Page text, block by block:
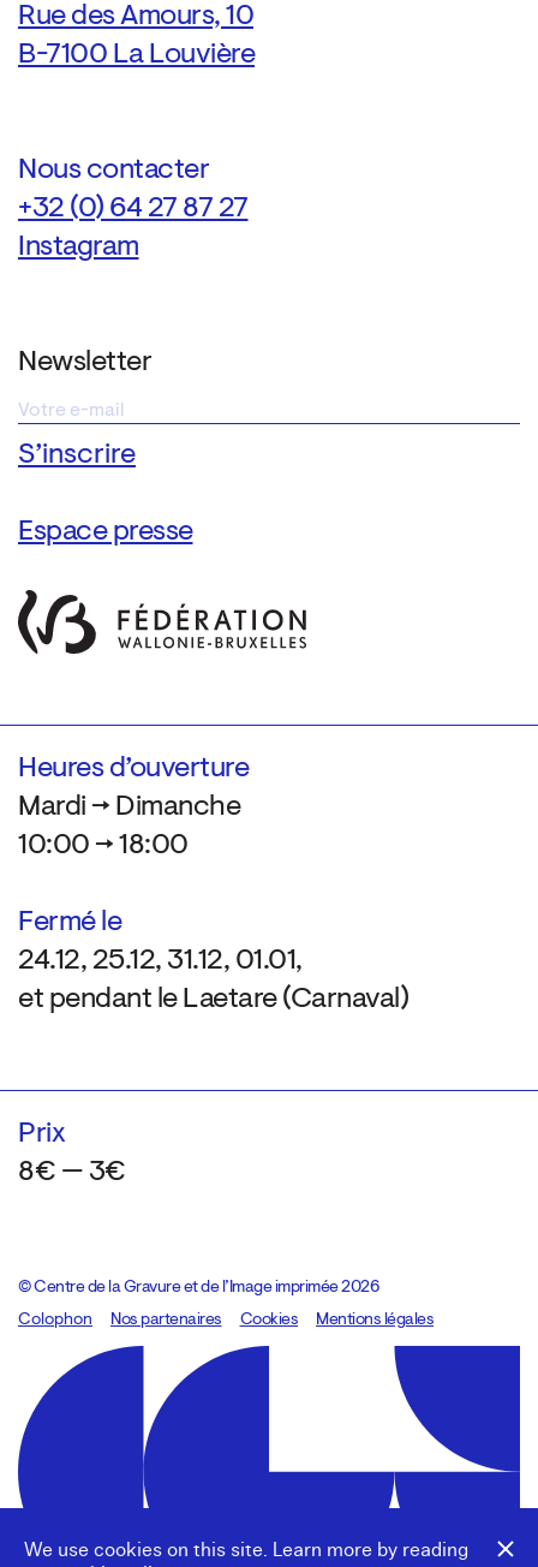
We use cookies on this site. Learn more by reading
Rue des Amours, 10
B-7100 La Louvière
Nous contacter
+32 (0) 64 27 87 27
Instagram
Newsletter
Espace presse
Heures d’ouverture
Mardi → Dimanche
10:00 → 18:00
Fermé le
24.12, 25.12, 31.12, 01.01,
et pendant le Laetare (Carnaval)
Prix
8€ — 3€
© Centre de la Gravure et de l’Image imprimée 2026
Colophon
Design:Marcel Kaczmarek, code:8080.studio
Nos partenaires Cookies Mentions légales